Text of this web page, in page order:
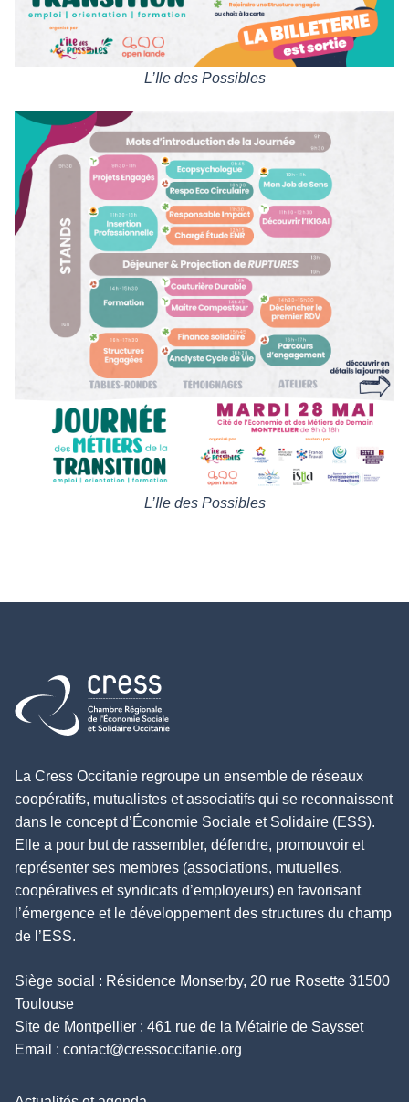
L’Ile des Possibles
L’Ile des Possibles
Retour à l'accueil
La Cress Occitanie regroupe un ensemble de réseaux
coopératifs, mutualistes et associatifs qui se reconnaissent
dans le concept d’Économie Sociale et Solidaire (ESS).
Elle a pour but de rassembler, défendre, promouvoir et
représenter ses membres (associations, mutuelles,
coopératives et syndicats d’employeurs) en favorisant
l’émergence et le développement des structures du champ
de l’ESS.
Siège social : Résidence Monserby, 20 rue Rosette 31500
Toulouse
Site de Montpellier : 461 rue de la Métairie de Saysset
Email : contact@cressoccitanie.org